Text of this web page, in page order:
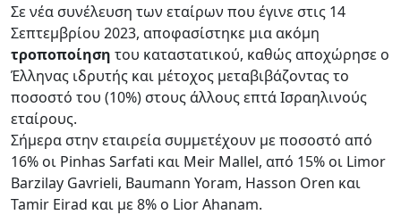
Σε νέα συνέλευση των εταίρων που έγινε στις 14
Σεπτεμβρίου 2023, αποφασίστηκε μια ακόμη
τροποποίηση του καταστατικού, καθώς αποχώρησε ο
Έλληνας ιδρυτής και μέτοχος μεταβιβάζοντας το
ποσοστό του (10%) στους άλλους επτά Ισραηλινούς
εταίρους.
Σήμερα στην εταιρεία συμμετέχουν με ποσοστό από
16% οι Pinhas Sarfati και Meir Mallel, από 15% οι Limor
Barzilay Gavrieli, Baumann Yoram, Hasson Oren και
Tamir Eirad και με 8% ο Lior Ahanam.